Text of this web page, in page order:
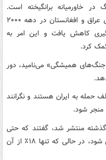
در خاورمیانه برانگیخته است.
آمریکایی‌ها نسبت به درگیری‌های خارجی با توجه به جنگ‌های عراق و افغانستان در دهه ۲۰۰۰
کاهش یافت و این امر به
«جنگ‌های همیشگی» می‌نامید، دور
حمله به ایران هستند و نگرانند
منجر شود.
گذشته منتشر شد، گفتند که حتی
اگر معترضان کشته شوند، نمی‌خواهند ایالات متحده وارد عمل شود، در حالی که تنها ۱۸٪ از آن